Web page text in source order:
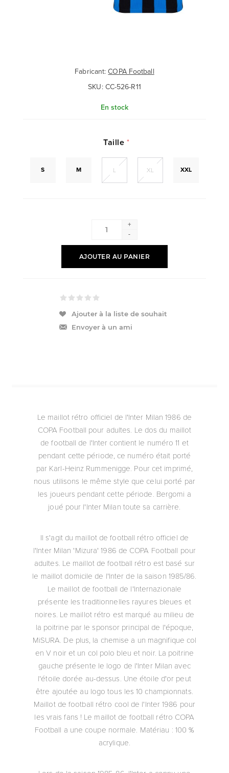
Fabricant: COPA Football
SKU: CC-526-R11
En stock
Taille *
S M L XL XXL
+
-
AJOUTER AU PANIER
Ajouter à la liste de souhait
Envoyer à un ami
Le maillot rétro officiel de l'Inter Milan 1986 de
COPA Football pour adultes. Le dos du maillot
de football de l'Inter contient le numéro 11 et
pendant cette période, ce numéro était porté
par Karl-Heinz Rummenigge. Pour cet imprimé,
nous utilisons le même style que celui porté par
les joueurs pendant cette période. Bergomi a
joué pour l'Inter Milan toute sa carrière.
Il s'agit du maillot de football rétro officiel de
l'Inter Milan 'Mizura' 1986 de COPA Football pour
adultes. Le maillot de football rétro est basé sur
le maillot domicile de l'Inter de la saison 1985/86.
Le maillot de football de l'Internazionale
présente les traditionnelles rayures bleues et
noires. Le maillot rétro est marqué au milieu de
la poitrine par le sponsor principal de l'époque,
MiSURA. De plus, la chemise a un magnifique col
en V noir et un col polo bleu et noir. La poitrine
gauche présente le logo de l'Inter Milan avec
l'étoile dorée au-dessus. Une étoile d'or peut
être ajoutée au logo tous les 10 championnats.
Maillot de football rétro cool de l'Inter 1986 pour
les vrais fans ! Le maillot de football rétro COPA
Football a une coupe normale. Matériau : 100 %
acrylique.